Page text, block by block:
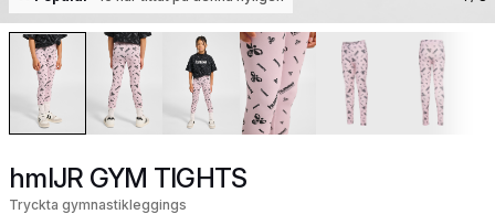
hmlJR GYM TIGHTS
Tryckta gymnastikleggings